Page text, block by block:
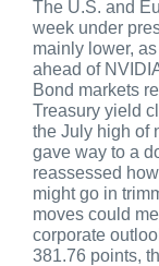
The U.S. and
week under
mainly lower,
ahead of
Bond markets
Treasury yield
the July high of
gave way to a
reassessed
might go in
moves could
corporate
381.76 points,